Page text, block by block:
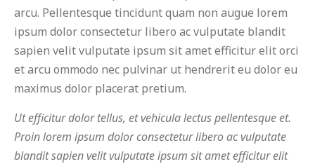
arcu. Pellentesque tincidunt quam non augue lorem
ipsum dolor consectetur libero ac vulputate blandit
sapien velit vulputate ipsum sit amet efficitur elit orci
et arcu ommodo nec pulvinar ut hendrerit eu dolor eu
maximus dolor placerat pretium.
Ut efficitur dolor tellus, et vehicula lectus pellentesque et.
Proin lorem ipsum dolor consectetur libero ac vulputate
blandit sapien velit vulputate ipsum sit amet efficitur elit